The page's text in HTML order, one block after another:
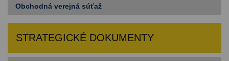
Obchodná verejná súťaž
STRATEGICKÉ DOKUMENTY